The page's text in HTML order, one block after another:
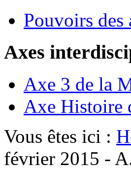
Pouvoirs des
Axes
Axe 3 de la
Axe Histoire
Vous êtes ici :
février 2015 -